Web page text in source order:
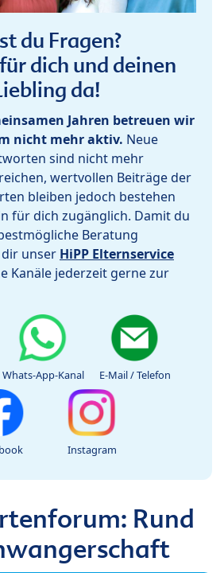
du Fragen?
dich und deinen
da!
Jahren betreuen wir
nicht mehr aktiv. Neue
sind nicht mehr
wertvollen Beiträge der
bleiben jedoch bestehen
für dich zugänglich. Damit du
Beratung
unser HiPP Elternservice
Kanäle jederzeit gerne zur
Whats-App-Kanal E-Mail / Telefon
Instagram
Rund